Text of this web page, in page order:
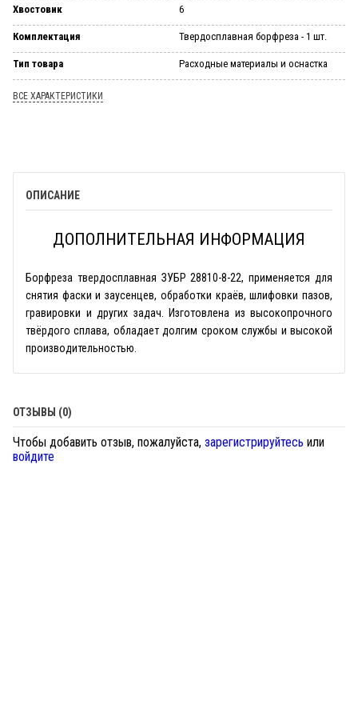
Хвостовик 6
Комплектация Твердосплавная борфреза - 1 шт.
Тип товара Расходные материалы и оснастка
ВСЕ ХАРАКТЕРИСТИКИ
ОПИСАНИЕ
ДОПОЛНИТЕЛЬНАЯ ИНФОРМАЦИЯ
Борфреза твердосплавная ЗУБР 28810-8-22, применяется для
снятия фаски и заусенцев, обработки краёв, шлифовки пазов,
гравировки и других задач. Изготовлена из высокопрочного
твёрдого сплава, обладает долгим сроком службы и высокой
производительностью.
ОТЗЫВЫ (0)
Чтобы добавить отзыв, пожалуйста, зарегистрируйтесь или
войдите